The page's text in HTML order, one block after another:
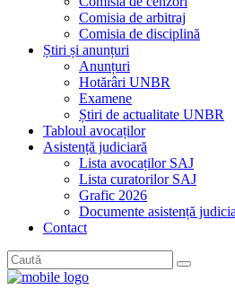
Comisia de arbitraj
Comisia de disciplină
Știri și anunțuri
Anunțuri
Hotărâri UNBR
Examene
Știri de actualitate UNBR
Tabloul avocaților
Asistență judiciară
Lista avocaților SAJ
Lista curatorilor SAJ
Grafic 2026
Documente asistență
Contact